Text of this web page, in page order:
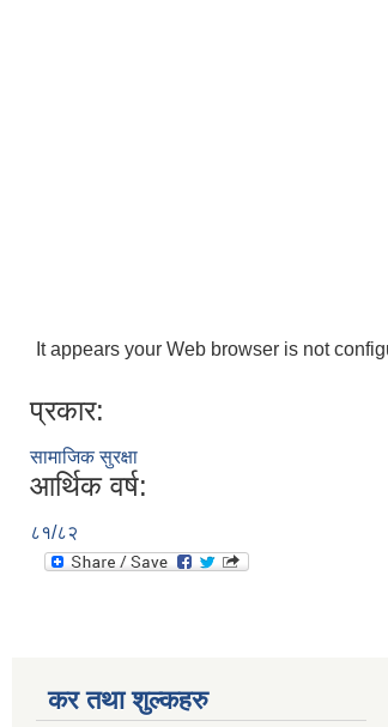
It appears your Web browser is not
प्रकार:
सामाजिक सुरक्षा
आर्थिक वर्ष:
८१/८२
कर तथा शुल्कहरु